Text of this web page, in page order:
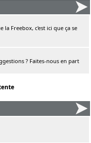
la Freebox, c'est ici que ça se
? Faites-nous en part